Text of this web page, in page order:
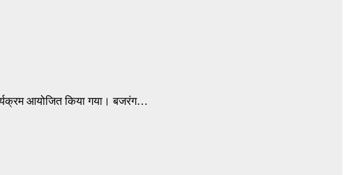
आयोजित किया गया। बजरंग…